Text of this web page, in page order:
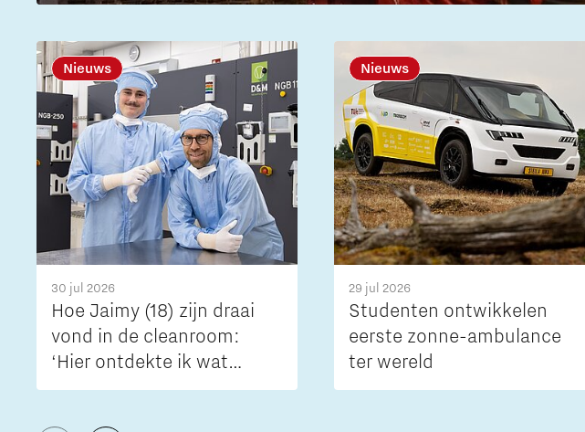
Nieuws
30 jul 2026
Hoe Jaimy (18) zijn draai
vond in de cleanroom:
‘Hier ontdekte ik wat
techniek écht is’
Nieuws
29 jul 2026
Studenten ontwikkelen
eerste zonne-ambulance
ter wereld